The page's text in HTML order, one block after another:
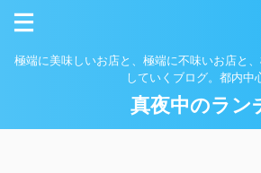
極端に美味しいお店と、極端に不味いお店と
していくブログ。都内中
真夜中のラン